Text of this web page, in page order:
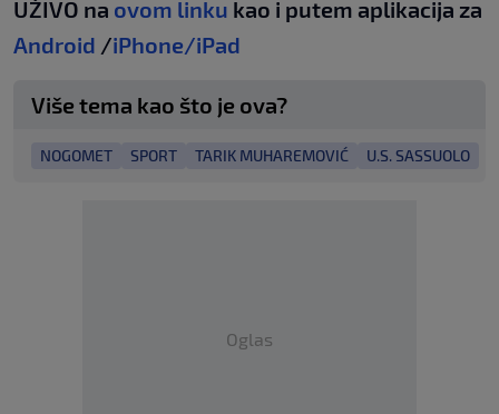
17 MAY•FULL TIME
Hellas Verona
UŽIVO na ovom linku kao i putem aplikacija za
Android /iPhone/iPad
Više tema kao što je ova?
NOGOMET SPORT TARIK MUHAREMOVIĆ U.S. SASSUOLO
Oglas